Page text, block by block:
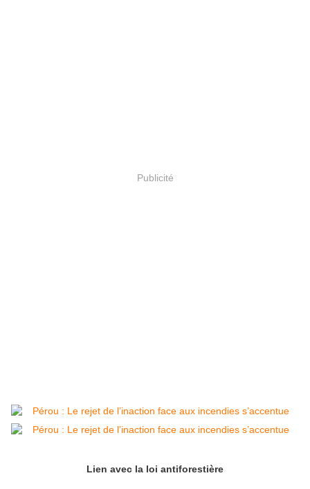
Publicité
Lien avec la loi antiforestière